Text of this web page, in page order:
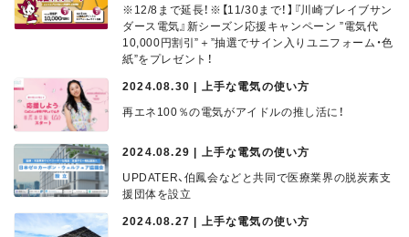
※12/8まで延長！※【11/30まで！】『川崎ブレイブサン
ダース電気』新シーズン応援キャンペーン ”電気代
10,000円割引”＋”抽選でサイン入りユニフォーム・色
紙”をプレゼント！
2024.08.30 | 上手な電気の使い方
再エネ100％の電気がアイドルの推し活に！
2024.08.29 | 上手な電気の使い方
UPDATER、伯鳳会などと共同で医療業界の脱炭素支
援団体を設立
2024.08.27 | 上手な電気の使い方